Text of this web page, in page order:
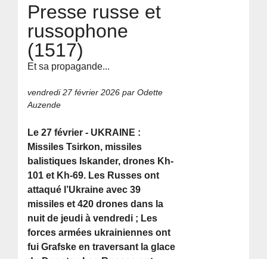
Presse russe et
russophone
(1517)
Et sa propagande...
vendredi 27 février 2026 par Odette
Auzende
Le 27 février - UKRAINE :
Missiles Tsirkon, missiles
balistiques Iskander, drones Kh-
101 et Kh-69. Les Russes ont
attaqué l’Ukraine avec 39
missiles et 420 drones dans la
nuit de jeudi à vendredi ; Les
forces armées ukrainiennes ont
fui Grafske en traversant la glace